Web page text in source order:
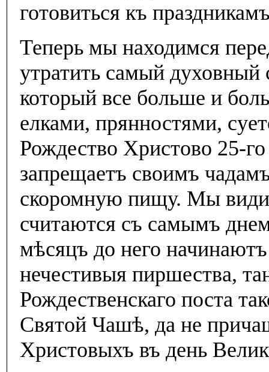
готовиться къ
Теперь мы находимся
утратить самый
который все больше и
елками, прянностями,
Рождество Христово 25-го
запрещаетъ своимъ
скоромную пищу. Мы
считаются съ самымъ
мѣсяцъ до него
нечестивыя пиршества,
Рождественскаго поста
Святой Чашѣ, да не
Христовыхъ въ день